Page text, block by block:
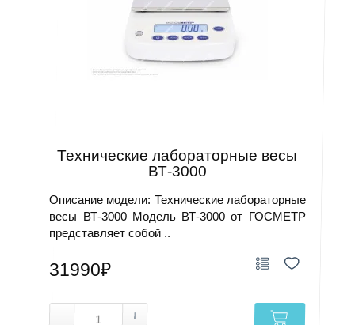
Технические лабораторные весы
ВТ-3000
Описание модели: Технические лабораторные
весы ВТ-3000 Модель ВТ-3000 от ГОСМЕТР
представляет собой ..
31990₽